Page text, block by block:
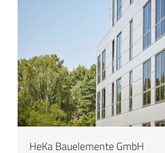
HeKa Bauelemente GmbH